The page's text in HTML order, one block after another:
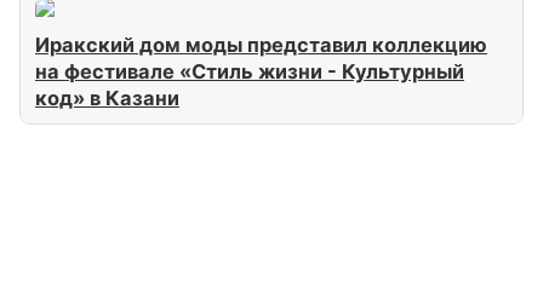
Иракский дом моды представил коллекцию
на фестивале «Стиль жизни - Культурный
код» в Казани